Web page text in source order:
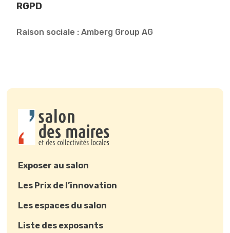
RGPD
Raison sociale : Amberg Group AG
Exposer au salon
Les Prix de l’innovation
Les espaces du salon
Liste des exposants